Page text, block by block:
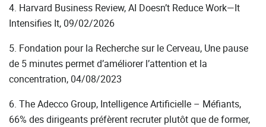
4. Harvard Business Review, AI Doesn’t Reduce Work—It
Intensifies It, 09/02/2026
5. Fondation pour la Recherche sur le Cerveau, Une pause
de 5 minutes permet d’améliorer l’attention et la
concentration, 04/08/2023
6. The Adecco Group, Intelligence Artificielle – Méfiants,
66% des dirigeants préfèrent recruter plutôt que de former,